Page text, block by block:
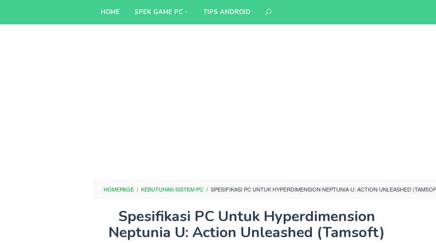
HOME SPEK GAME PC TIPS ANDROID
HOMEPAGE / KEBUTUHAN SISTEM PC / SPESIFIKASI PC UNTUK HYPERDIMENSION NEPTUNIA U: ACTION UNLEASHED
Spesifikasi PC Untuk Hyperdimension
Neptunia U: Action Unleashed (Tamsoft)